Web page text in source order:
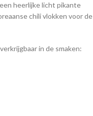
heerlijke licht pikante
chili vlokken voor de
in de smaken: